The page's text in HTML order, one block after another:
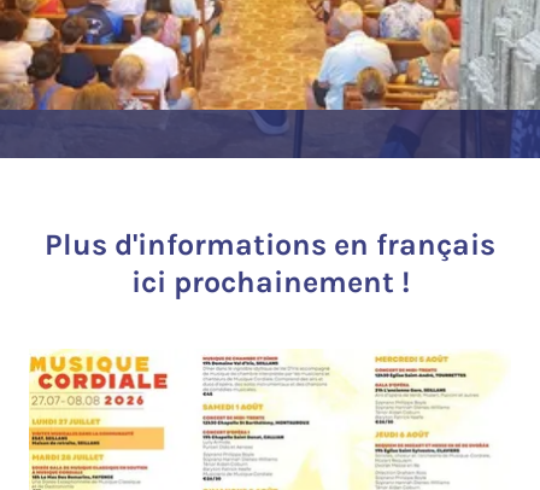
Plus d'informations en français
ici prochainement !